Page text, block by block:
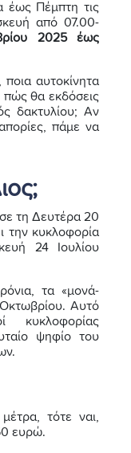
έως Πέμπτη τις
από 07.00-
2025 έως
ποια αυτοκίνητα
πώς θα εκδόσεις
δακτυλίου; Αν
πάμε να
τη Δευτέρα 20
την κυκλοφορία
24 Ιουλίου
τα «μονά-
Αυτό
κυκλοφορίας
ψηφίο του
τότε ναι,
ευρώ.